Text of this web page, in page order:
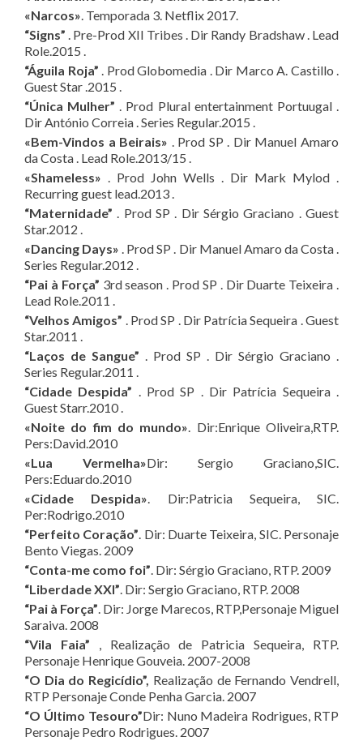
«Narcos». Temporada 3. Netflix 2017.
“Signs” . Pre-Prod XII Tribes . Dir Randy Bradshaw . Lead
Role.2015 .
“Águila Roja” . Prod Globomedia . Dir Marco A. Castillo .
Guest Star .2015 .
“Única Mulher” . Prod Plural entertainment Portuugal .
Dir António Correia . Series Regular.2015 .
«Bem-Vindos a Beirais» . Prod SP . Dir Manuel Amaro
da Costa . Lead Role.2013/15 .
«Shameless» . Prod John Wells . Dir Mark Mylod .
Recurring guest lead.2013 .
“Maternidade” . Prod SP . Dir Sérgio Graciano . Guest
Star.2012 .
«Dancing Days» . Prod SP . Dir Manuel Amaro da Costa .
Series Regular.2012 .
“Pai à Força” 3rd season . Prod SP . Dir Duarte Teixeira .
Lead Role.2011 .
“Velhos Amigos” . Prod SP . Dir Patrícia Sequeira . Guest
Star.2011 .
“Laços de Sangue” . Prod SP . Dir Sérgio Graciano .
Series Regular.2011 .
“Cidade Despida” . Prod SP . Dir Patrícia Sequeira .
Guest Starr.2010 .
«Noite do fim do mundo». Dir:Enrique Oliveira,RTP.
Pers:David.2010
«Lua Vermelha»Dir: Sergio Graciano,SIC.
Pers:Eduardo.2010
«Cidade Despida». Dir:Patricia Sequeira, SIC.
Per:Rodrigo.2010
“Perfeito Coração”. Dir: Duarte Teixeira, SIC. Personaje
Bento Viegas. 2009
“Conta-me como foi”. Dir: Sérgio Graciano, RTP. 2009
“Liberdade XXI”. Dir: Sergio Graciano, RTP. 2008
“Pai à Força”. Dir: Jorge Marecos, RTP,Personaje Miguel
Saraiva. 2008
“Vila Faia” , Realização de Patricia Sequeira, RTP.
Personaje Henrique Gouveia. 2007-2008
“O Dia do Regicídio”, Realização de Fernando Vendrell,
RTP Personaje Conde Penha Garcia. 2007
“O Último Tesouro”Dir: Nuno Madeira Rodrigues, RTP
Personaje Pedro Rodrigues. 2007